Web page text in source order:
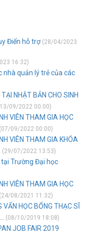
Điển hỗ trợ(28/04/2023
16:32)
nhà quản lý trẻ của các
NHẬT BẢN CHO SINH
09/2022 00:00)
VIÊN THAM GIA HỌC
(07/09/2022 00:00)
VIÊN THAM GIA KHÓA
(29/07/2022 13:53)
Trường Đại học
VIÊN THAM GIA HỌC
(24/08/2021 11:32)
VẤN HỌC BỔNG THẠC SĨ
(08/10/2019 18:08)
JOB FAIR 2019